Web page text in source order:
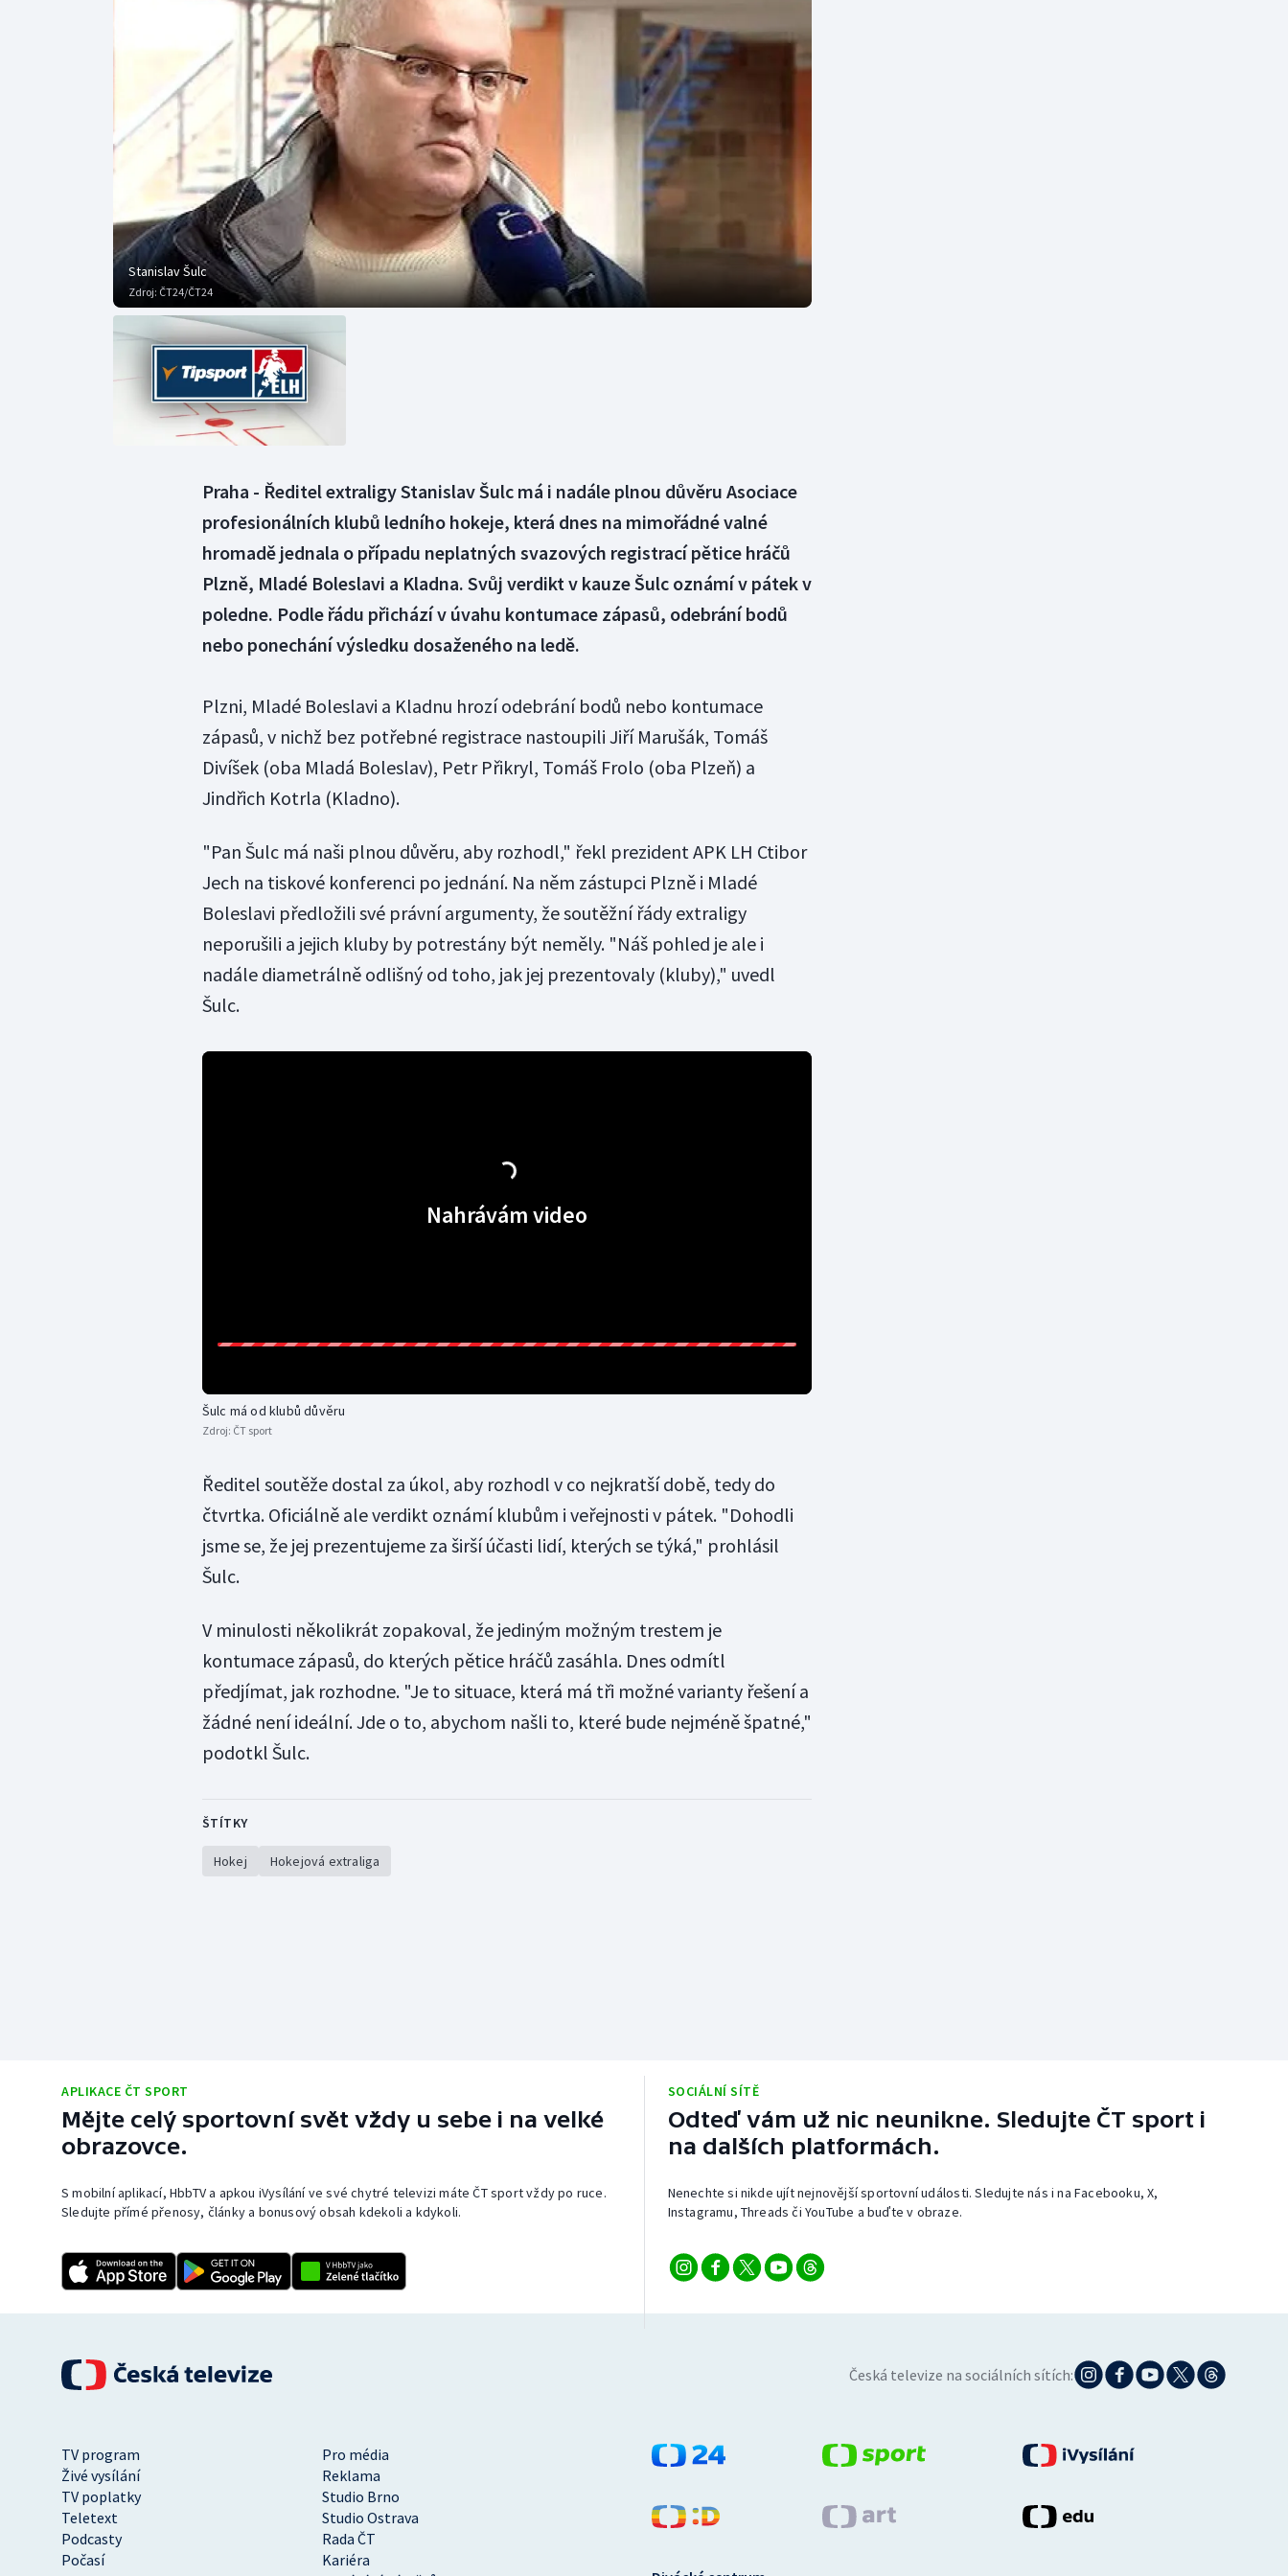
Curling
Dostihy
Florbal
Futsal
Golf
Gymnastika
Moderní pětiboj
Motorsport
Olympijské hry
Plavání
Plážový volejbal
Veslování
Vodní slalom
Stanislav Šulc
Zdroj: ČT24/ČT24
Praha - Ředitel extraligy Stanislav Šulc má i nadále plnou důvěru Asociace
profesionálních klubů ledního hokeje, která dnes na mimořádné valné
hromadě jednala o případu neplatných svazových registrací pětice hráčů
Plzně, Mladé Boleslavi a Kladna. Svůj verdikt v kauze Šulc oznámí v pátek v
poledne. Podle řádu přichází v úvahu kontumace zápasů, odebrání bodů
nebo ponechání výsledku dosaženého na ledě.
Plzni, Mladé Boleslavi a Kladnu hrozí odebrání bodů nebo kontumace
zápasů, v nichž bez potřebné registrace nastoupili Jiří Marušák, Tomáš
Divíšek (oba Mladá Boleslav), Petr Přikryl, Tomáš Frolo (oba Plzeň) a
Jindřich Kotrla (Kladno).
"Pan Šulc má naši plnou důvěru, aby rozhodl," řekl prezident APK LH Ctibor
Jech na tiskové konferenci po jednání. Na něm zástupci Plzně i Mladé
Boleslavi předložili své právní argumenty, že soutěžní řády extraligy
neporušili a jejich kluby by potrestány být neměly. "Náš pohled je ale i
nadále diametrálně odlišný od toho, jak jej prezentovaly (kluby)," uvedl
Šulc.
Nahrávám video
Šulc má od klubů důvěru
Zdroj: ČT sport
Ředitel soutěže dostal za úkol, aby rozhodl v co nejkratší době, tedy do
čtvrtka. Oficiálně ale verdikt oznámí klubům i veřejnosti v pátek. "Dohodli
jsme se, že jej prezentujeme za širší účasti lidí, kterých se týká," prohlásil
Šulc.
V minulosti několikrát zopakoval, že jediným možným trestem je
kontumace zápasů, do kterých pětice hráčů zasáhla. Dnes odmítl
předjímat, jak rozhodne. "Je to situace, která má tři možné varianty řešení a
žádné není ideální. Jde o to, abychom našli to, které bude nejméně špatné,"
podotkl Šulc.
ŠTÍTKY
Hokej Hokejová extraliga
APLIKACE ČT SPORT
Mějte celý sportovní svět vždy u sebe i na velké
obrazovce.
S mobilní aplikací, HbbTV a apkou iVysílání ve své chytré televizi máte ČT sport vždy po ruce.
Sledujte přímé přenosy, články a bonusový obsah kdekoli a kdykoli.
SOCIÁLNÍ SÍTĚ
Odteď vám už nic neunikne. Sledujte ČT sport i
na dalších platformách.
Nenechte si nikde ujít nejnovější sportovní události. Sledujte nás i na Facebooku, X,
Instagramu, Threads či YouTube a buďte v obraze.
Česká televize na sociálních sítích:
TV program
Pro média
Živé vysílání
Reklama
TV poplatky
Studio Brno
Teletext
Studio Ostrava
Podcasty
Rada ČT
Počasí
Kariéra